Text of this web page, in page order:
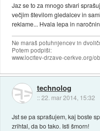
Jaz se to za mnogo stvari
večjim številom gledalcev in
reklame... Hvala lepa in
Ne maraš potuhnjencev in
Potem podpiši:
www.locitev-drzave-cerkve.org/
technolog
::22. mar 2014, 15:32
Jst se pa sprašujem, kaj boste
zrihtal, da bo tako. Isti šmorn!